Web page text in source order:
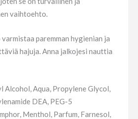
vaihtoehto.
paremman hygienian ja
hajuja. Anna jalkojesi nauttia
Alcohol, Aqua, Propylene Glycol,
DEA, PEG-5
Menthol, Parfum, Farnesol,